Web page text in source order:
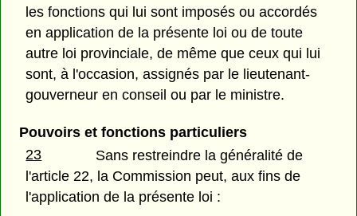
les fonctions qui lui sont imposés ou accordés
en application de la présente loi ou de toute
autre loi provinciale, de même que ceux qui lui
sont, à l'occasion, assignés par le lieutenant-
gouverneur en conseil ou par le ministre.
Pouvoirs et fonctions particuliers
23
Sans restreindre la généralité de
l'article 22, la Commission peut, aux fins de
l'application de la présente loi :